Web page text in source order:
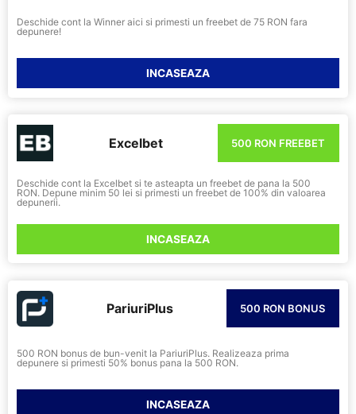
Deschide cont la Winner aici si primesti un freebet de 75 RON fara
depunere!
INCASEAZA
Excelbet 500 RON FREEBET
Deschide cont la Excelbet si te asteapta un freebet de pana la 500
RON. Depune minim 50 lei si primesti un freebet de 100% din valoarea
depunerii.
INCASEAZA
PariuriPlus 500 RON BONUS
500 RON bonus de bun-venit la PariuriPlus. Realizeaza prima
depunere si primesti 50% bonus pana la 500 RON.
INCASEAZA